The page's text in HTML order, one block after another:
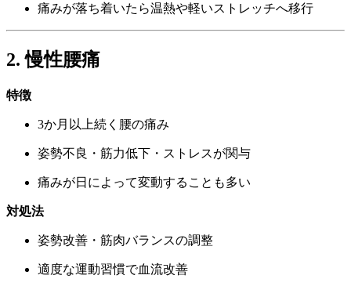
痛みが落ち着いたら温熱や軽いストレッチへ移行
2. 慢性腰痛
特徴
3か月以上続く腰の痛み
姿勢不良・筋力低下・ストレスが関与
痛みが日によって変動することも多い
対処法
姿勢改善・筋肉バランスの調整
適度な運動習慣で血流改善